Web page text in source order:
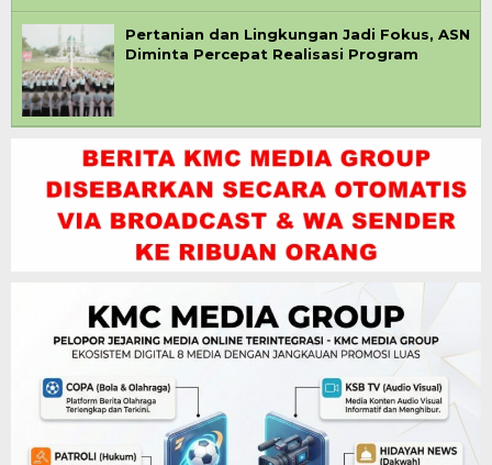
Pertanian dan Lingkungan Jadi Fokus, ASN
Diminta Percepat Realisasi Program